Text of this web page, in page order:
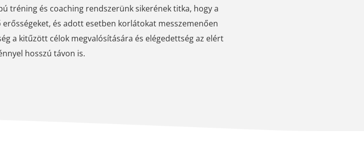
tréning és coaching rendszerünk sikerének titka, hogy a
és adott esetben korlátokat messzemenően
a kitűzött célok megvalósítására és elégedettség az elért
hosszú távon is.